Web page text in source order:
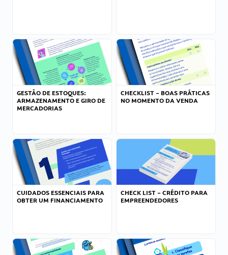
GESTÃO DE ESTOQUES:
ARMAZENAMENTO E GIRO DE
MERCADORIAS
CHECKLIST – BOAS PRÁTICAS
NO MOMENTO DA VENDA
CUIDADOS ESSENCIAIS PARA
OBTER UM FINANCIAMENTO
CHECK LIST – CRÉDITO PARA
EMPREENDEDORES